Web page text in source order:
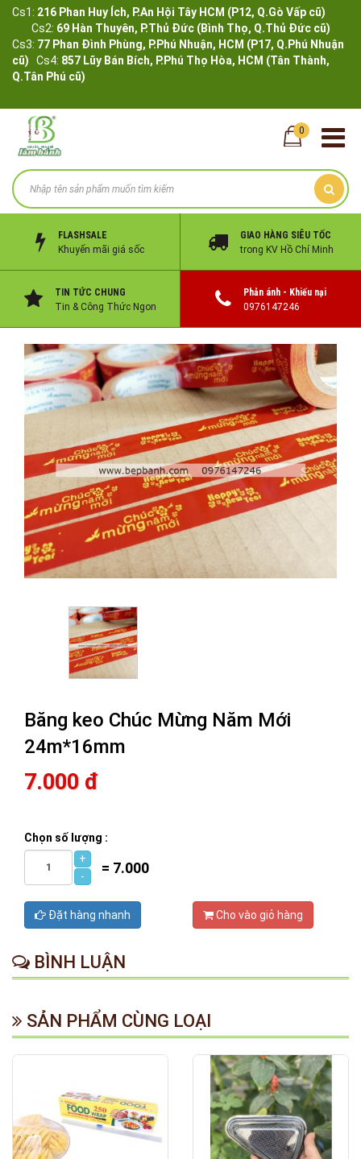
Cs1: 216 Phan Huy Ích, P.An Hội Tây HCM (P12, Q.Gò Vấp cũ)
Cs2: 69 Hàn Thuyên, P.Thủ Đức (Bình Thọ, Q.Thủ Đức cũ)
Cs3: 77 Phan Đình Phùng, P.Phú Nhuận, HCM (P17, Q.Phú Nhuận
cũ) Cs4: 857 Lũy Bán Bích, P.Phú Thọ Hòa, HCM (Tân Thành,
Q.Tân Phú cũ)
0
FLASHSALE
Khuyến mãi giá sốc
GIAO HÀNG SIÊU TỐC
trong KV Hồ Chí Minh
TIN TỨC CHUNG
Tin & Công Thức Ngon
Phản ánh - Khiếu nại
0976147246
Băng keo Chúc Mừng Năm Mới
24m*16mm
7.000 đ
Chọn số lượng :
+
-
= 7.000
Đặt hàng nhanh Cho vào giỏ hàng
BÌNH LUẬN
SẢN PHẨM CÙNG LOẠI